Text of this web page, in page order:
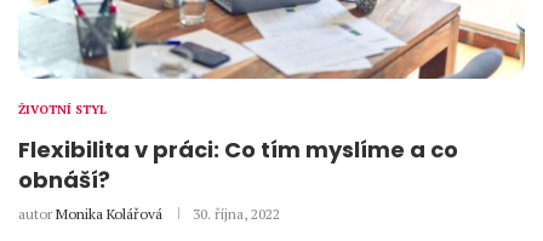
ŽIVOTNÍ STYL
Flexibilita v práci: Co tím myslíme a co
obnáší?
autor Monika Kolářová 30. října, 2022